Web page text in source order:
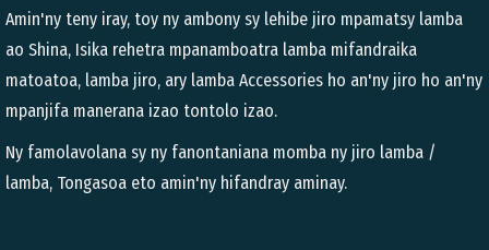
Amin'ny teny iray, toy ny ambony sy lehibe jiro mpamatsy lamba
ao Shina, Isika rehetra mpanamboatra lamba mifandraika
matoatoa, lamba jiro, ary lamba Accessories ho an'ny jiro ho an'ny
mpanjifa manerana izao tontolo izao.
Ny famolavolana sy ny fanontaniana momba ny jiro lamba /
lamba, Tongasoa eto amin'ny hifandray aminay.